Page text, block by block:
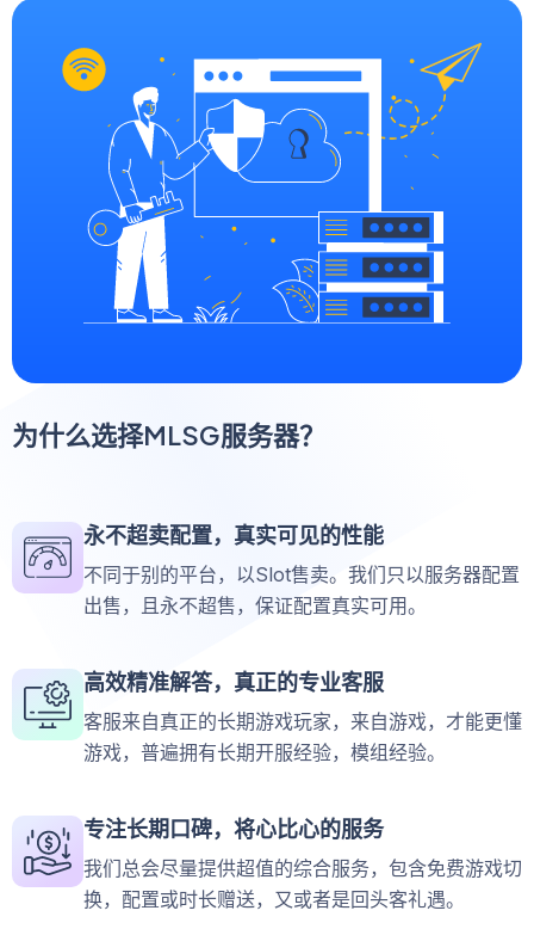
为什么选择MLSG服务器？
永不超卖配置，真实可见的性能
不同于别的平台，以Slot售卖。我们只以服务器配置
出售，且永不超售，保证配置真实可用。
高效精准解答，真正的专业客服
客服来自真正的长期游戏玩家，来自游戏，才能更懂
游戏，普遍拥有长期开服经验，模组经验。
专注长期口碑，将心比心的服务
我们总会尽量提供超值的综合服务，包含免费游戏切
换，配置或时长赠送，又或者是回头客礼遇。